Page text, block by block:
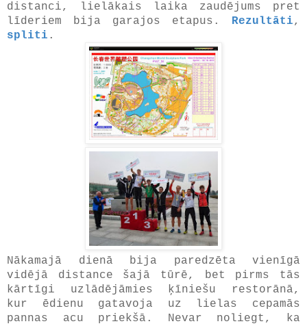
distanci, lielākais laika zaudējums pret
līderiem bija garajos etapus. Rezultāti,
spliti .
Nākamajā dienā bija paredzēta vienīgā
vidējā distance šajā tūrē, bet pirms tās
kārtīgi uzlādējāmies ķīniešu restorānā,
kur ēdienu gatavoja uz lielas cepamās
pannas acu priekšā. Nevar noliegt, ka